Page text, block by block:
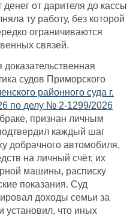
от дарителя до кассы
ту работу, без которой
ограничиваются
связей.
судов Приморского
районного суда г.
по делу № 2-1299/2026
признан личным
каждый шаг
добрачного автомобиля,
на личный счёт, их
машины, расписку
показания. Суд
доходы семьи за
установил, что иных